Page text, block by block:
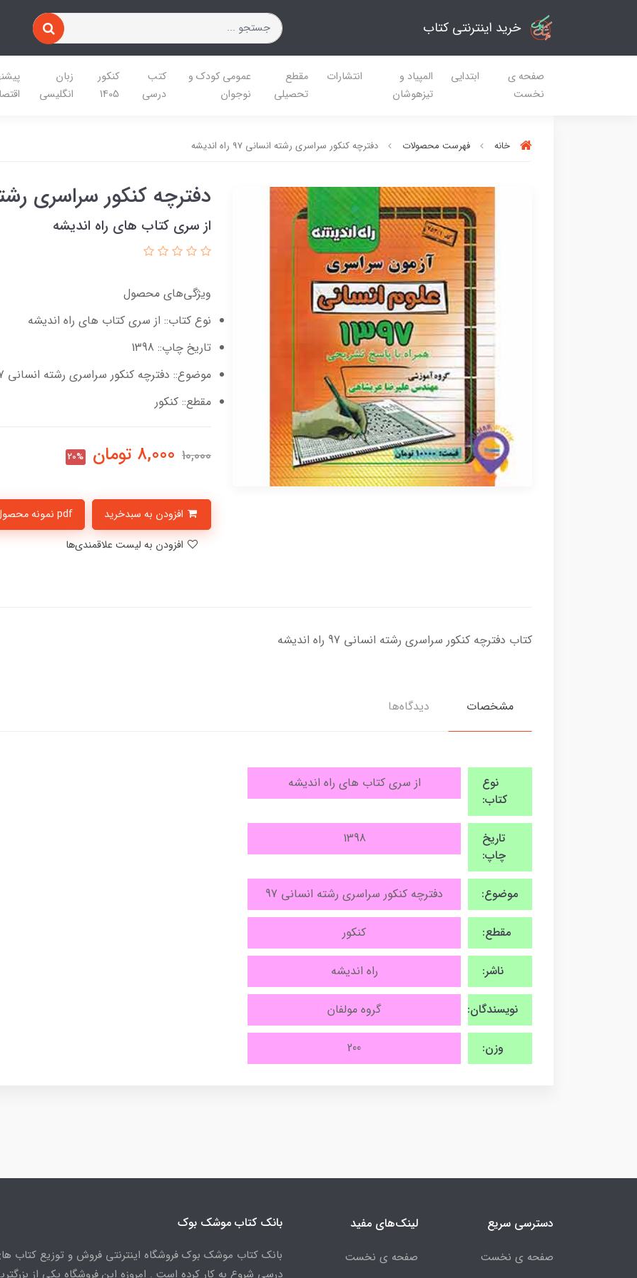
خرید اینترنتی کتاب
صفحه ی
نخست
ابتدایی
المپیاد و
تیزهوشان
انتشارات
مقطع
تحصیلی
عمومی کودک و
نوجوان
کتب
درسی
کنکور
1405
زبان
انگلیسی
خانه فهرست محصولات دفترچه کنکور سراسری رشته انسانی 97 راه اندیشه
دفترچه کنکور سراسری رشته انسانی
از سری کتاب های راه اندیشه
ویژگی‌های محصول
نوع کتاب:: از سری کتاب های راه اندیشه
تاریخ چاپ:: 1398
موضوع:: دفترچه کنکور سراسری رشته انسانی 97
مقطع:: کنکور
10,000
8,000 تومان 20%
pdf نمونه محصول
کتاب دفترچه کنکور سراسری رشته انسانی 97 راه اندیشه
مشخصات دیدگاه‌ها
نوع
کتاب:
از سری کتاب های راه اندیشه
تاریخ
چاپ:
1398
موضوع: دفترچه کنکور سراسری رشته انسانی 97
مقطع: کنکور
ناشر: راه اندیشه
نویسندگان: گروه مولفان
وزن: 200
دسترسی سریع
صفحه ی نخست
لینک‌های مفید
صفحه ی نخست
بانک کتاب موشک بوک
بانک کتاب موشک بوک فروشگاه اینترنتی فروش و توزیع کتاب
درسی شروع به کار کرده است . امروزه این فروشگاه یکی از